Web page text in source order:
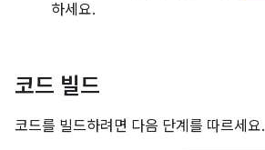
하세요.
코드 빌드
코드를 빌드하려면 다음 단계를 따르세요.